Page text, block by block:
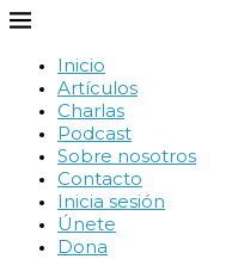
Inicio
Artículos
Charlas
Podcast
Sobre nosotros
Contacto
Inicia sesión
Únete
Dona